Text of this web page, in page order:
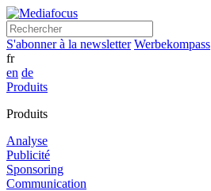
S'abonner à la newsletter Werbekompass
fr
en de
Produits
Produits
Analyse
Publicité
Sponsoring
Communication